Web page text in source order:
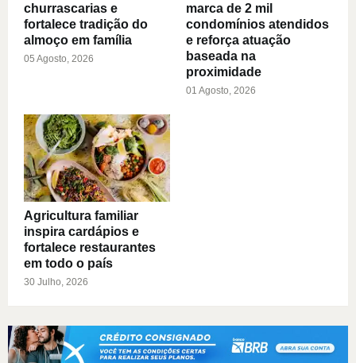
churrascarias e
fortalece tradição do
almoço em família
05 Agosto, 2026
marca de 2 mil
condomínios atendidos
e reforça atuação
baseada na
proximidade
01 Agosto, 2026
Agricultura familiar
inspira cardápios e
fortalece restaurantes
em todo o país
30 Julho, 2026